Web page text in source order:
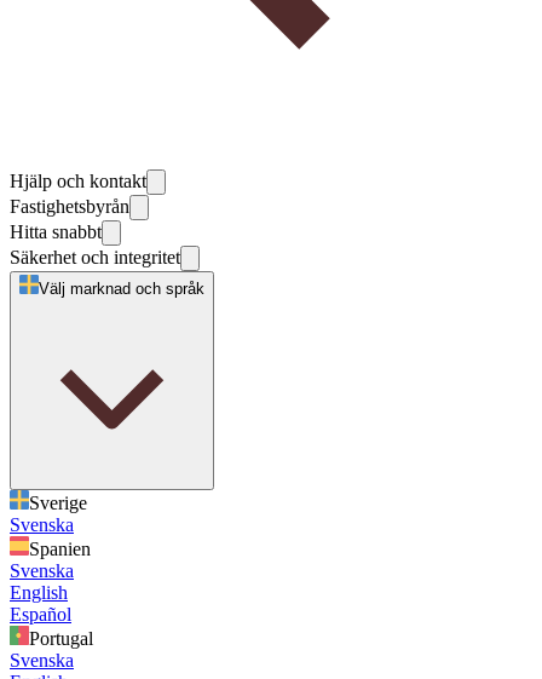
Hjälp och kontakt
Fastighetsbyrån
Hitta snabbt
Säkerhet och integritet
Välj marknad och språk
Sverige
Svenska
Spanien
Svenska
English
Español
Portugal
Svenska